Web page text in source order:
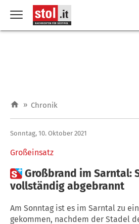
» Chronik
Großeinsatz
Sonntag, 10. Oktober 2021
Großbrand im Sarntal:
vollständig abgebrannt
Am Sonntag ist es im Sarntal zu
gekommen, nachdem der Stadel